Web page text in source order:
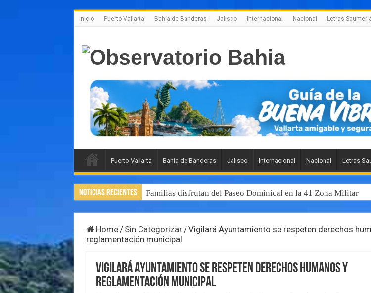
Inicio Puerto Vallarta Bahía de Banderas Jalisco Internacional Nacional Letras
Puerto Vallarta Bahía de Banderas Jalisco Internacional Nacional Letras
Noticias Recientes Familias disfrutan del Paseo Dominical en la 41 Zona Militar
Home / Sin Categorizar /Vigilará Ayuntamiento se respeten derechos
reglamentación municipal
Vigilará Ayuntamiento se respeten derechos humanos y
reglamentación municipal